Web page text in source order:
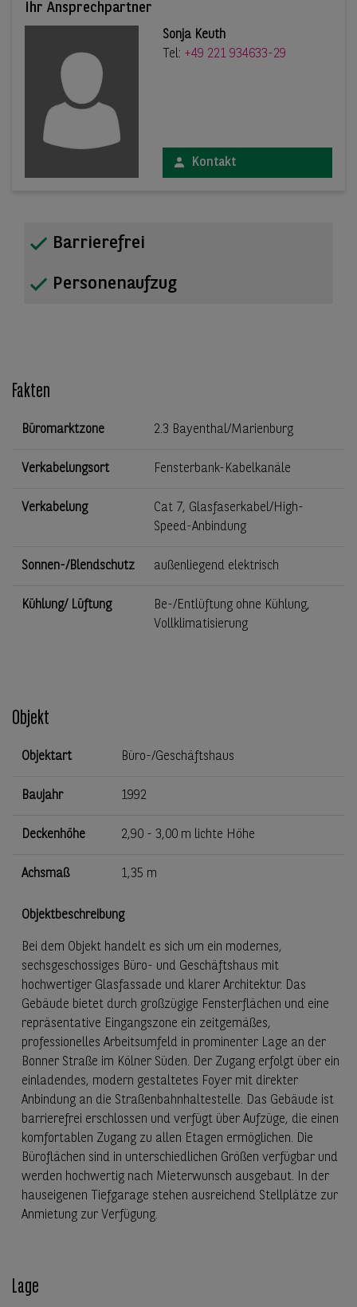
Ihr Ansprechpartner
Sonja Keuth
Tel: +49 221 934633-29
Kontakt
Barrierefrei
Personenaufzug
Fakten
Büromarktzone 2.3 Bayenthal/Marienburg
Verkabelungsort Fensterbank-Kabelkanäle
Verkabelung
Cat 7, Glasfaserkabel/High-
Speed-Anbindung
Sonnen-/Blendschutz außenliegend elektrisch
Kühlung/ Lüftung
Be-/Entlüftung ohne Kühlung,
Vollklimatisierung
Objekt
Objektart Büro-/Geschäftshaus
Baujahr 1992
Deckenhöhe 2,90 - 3,00 m lichte Höhe
Achsmaß 1,35 m
Objektbeschreibung
Bei dem Objekt handelt es sich um ein modernes,
sechsgeschossiges Büro- und Geschäftshaus mit
hochwertiger Glasfassade und klarer Architektur. Das
Gebäude bietet durch großzügige Fensterflächen und eine
repräsentative Eingangszone ein zeitgemäßes,
professionelles Arbeitsumfeld in prominenter Lage an der
Bonner Straße im Kölner Süden. Der Zugang erfolgt über ein
einladendes, modern gestaltetes Foyer mit direkter
Anbindung an die Straßenbahnhaltestelle. Das Gebäude ist
barrierefrei erschlossen und verfügt über Aufzüge, die einen
komfortablen Zugang zu allen Etagen ermöglichen. Die
Büroflächen sind in unterschiedlichen Größen verfügbar und
werden hochwertig nach Mieterwunsch ausgebaut. In der
hauseigenen Tiefgarage stehen ausreichend Stellplätze zur
Anmietung zur Verfügung.
Lage